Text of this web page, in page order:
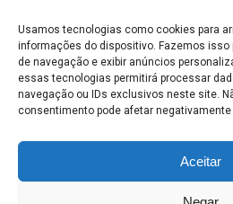
Usamos tecnologias como cookies para
informações do dispositivo. Fazemos isso
de navegação e exibir anúncios
essas tecnologias permitirá processar
navegação ou IDs exclusivos neste site.
consentimento pode afetar
Aceitar
Beba… exactamente o que
Setembro 28, 2011
Escola Fitness